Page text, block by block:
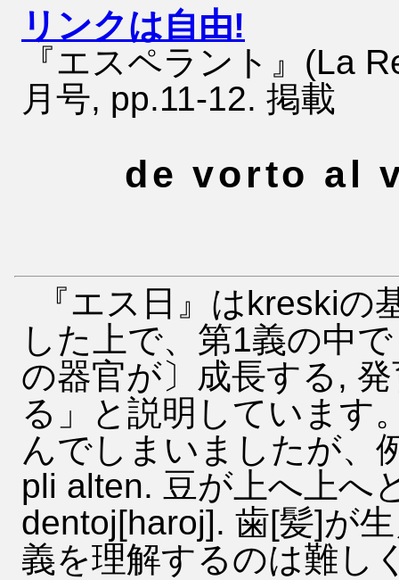
リンクは自由!
『エスペラント』(La
月号, pp.11-12. 掲載
de vorto al
『エス日』はkreski
した上で、第1義の中
の器官が〕成長する,
る」と説明しています
んでしまいましたが、
pli alten. 豆が上へ上へ
dentoj[haroj]. 歯[髪]が
義を理解するのは難し